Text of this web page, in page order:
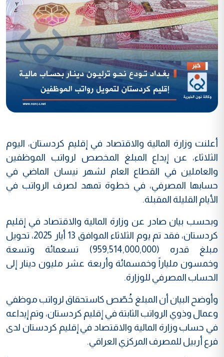
أعلنت وزارة المالية والاقتصاد في إقليم كردستان، اليوم
الثلاثاء، عن إيداع المبلغ المخصص لرواتب الموظفين
والعاملين في القطاع العام لشهر نيسان الماضي في
حسابها المصرفي، في خطوة تمهد لصرف الرواتب في
الأيام القليلة المقبلة.
وبحسب بيان صادر عن وزارة المالية والاقتصاد في إقليم
كردستان، فقد تم يوم الثلاثاء الموافق 13 أيار 2025، تحويل
مبلغ قدره (959,514,000,000) تسعمائة وتسعة
وخمسون ملياراً وخمسمائة وأربعة عشر مليون دينار إلى
الحساب المصرفي للوزارة.
وأوضح البيان أن المبلغ خُصّص كاستحقاق لرواتب موظفي
وعمال وذوي الرواتب الثابتة في إقليم كردستان، وتم إيداعه
في حساب وزارة المالية والاقتصاد في إقليم كردستان لدى
فرع أربيل للمصرف المركزي العراقي.